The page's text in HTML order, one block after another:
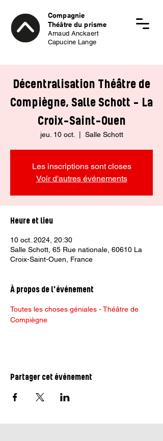
Compagnie
Théâtre du prisme
Arnaud Anckaert
Capucine Lange
Décentralisation Théâtre de
Compiègne, Salle Schott - La
Croix-Saint-Ouen
jeu. 10 oct. Salle Schott
Les inscriptions sont closes
Voir d'autres événements
Heure et lieu
10 oct. 2024, 20:30
Salle Schott, 65 Rue nationale, 60610 La
Croix-Saint-Ouen, France
À propos de l'événement
Toutes les choses géniales - Théâtre de
Compiègne
Partager cet événement